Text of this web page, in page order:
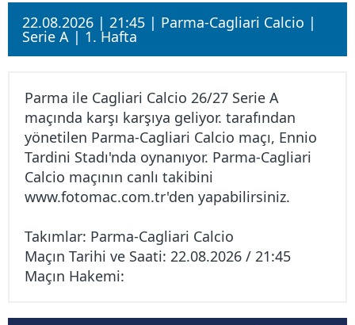
22.08.2026 | 21:45 | Parma-Cagliari Calcio |
Serie A | 1. Hafta
Parma ile Cagliari Calcio 26/27 Serie A
maçında karşı karşıya geliyor. tarafından
yönetilen Parma-Cagliari Calcio maçı, Ennio
Tardini Stadı'nda oynanıyor. Parma-Cagliari
Calcio maçının canlı takibini
www.fotomac.com.tr'den yapabilirsiniz.
Takımlar: Parma-Cagliari Calcio
Maçın Tarihi ve Saati: 22.08.2026 / 21:45
Maçın Hakemi: